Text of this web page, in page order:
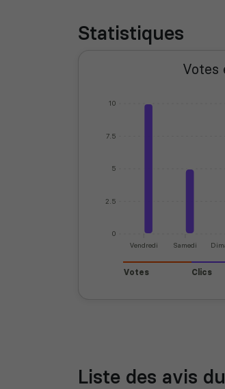
Statistiques
Votes
0
2.5
5
7.5
10
Vendredi Samedi
Votes Clics
Liste des avis